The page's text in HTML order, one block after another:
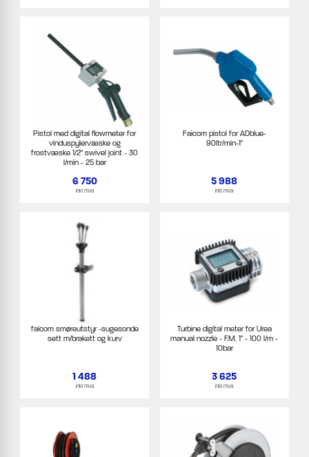
Pistol med digital flowmeter for
vinduspylervæske og
frostvæske 1/2" swivel joint - 30
l/min - 25 bar
6 750
inkl mva
Faicom pistol for ADblue-
90ltr/min-1"
5 988
inkl mva
faicom smøreutstyr -sugesonde
sett m/brakett og kurv
1 488
inkl mva
Turbine digital meter for Urea
manual nozzle - F.M. 1" - 100 l/m -
10bar
3 625
inkl mva